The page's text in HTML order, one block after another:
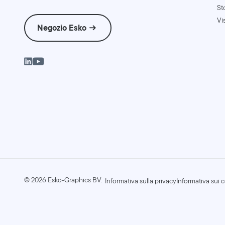
Negozio Esko
©2026 Esko-Graphics BV. Informativa sulla privacyInformativa sui